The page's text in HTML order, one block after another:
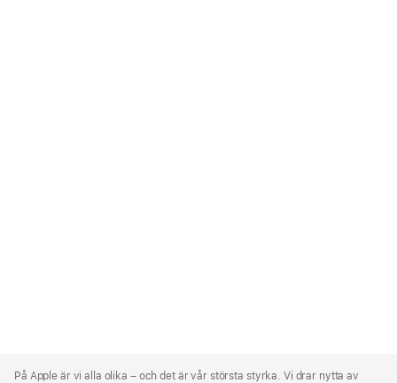
Footer
På Apple är vi alla olika – och det är vår största styrka. Vi drar nytta av